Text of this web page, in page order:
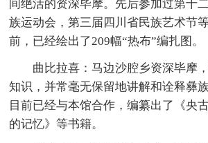
间绝活的资深毕摩。先后参加过第十
族运动会，第三届四川省民族艺术节
前，已经绘出了209幅“热布”编扎图。
曲比拉喜：马边沙腔乡资深毕摩
知识，并常毫无保留地讲解和诠释彝
目前已经与本馆合作，编纂出了《央
的记忆》等书籍。